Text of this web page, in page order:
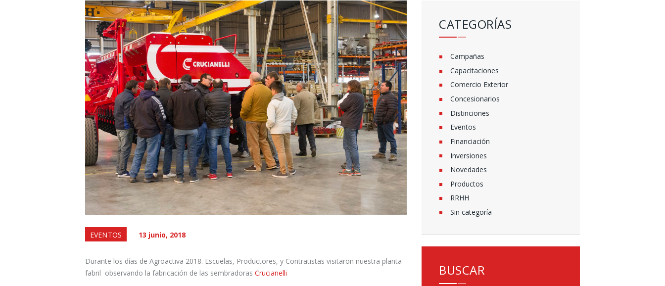
EVENTOS 13 junio, 2018
Durante los días de Agroactiva 2018. Escuelas, Productores, y Contratistas visitaron nuestra planta
fabril observando la fabricación de las sembradoras Crucianelli
CATEGORÍAS
Campañas
Capacitaciones
Comercio Exterior
Concesionarios
Distinciones
Eventos
Financiación
Inversiones
Novedades
Productos
RRHH
Sin categoría
BUSCAR